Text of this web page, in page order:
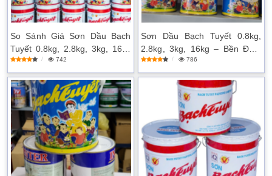
So Sánh Giá Sơn Dầu Bạch
Tuyết 0.8kg, 2.8kg, 3kg, 16kg
Tại Các Đại Lý
742
Sơn Dầu Bạch Tuyết 0.8kg,
2.8kg, 3kg, 16kg – Bền Đẹp,
Chống Rỉ Hiệu Quả
786